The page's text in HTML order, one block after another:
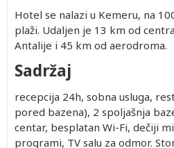
Hotel se nalazi u Kemeru, na
plaži. Udaljen je 13 km od
Antalije i 45 km od aerodroma.
Sadržaj
recepcija 24h, sobna usluga,
pored bazena), 2 spoljašnja
centar, besplatan Wi-Fi, dečiji
programi, TV salu za odmor.